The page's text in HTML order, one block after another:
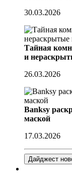
30.03.2026
Тайная
и
26.03.2026
Banksy
маской
17.03.2026
Дайджест